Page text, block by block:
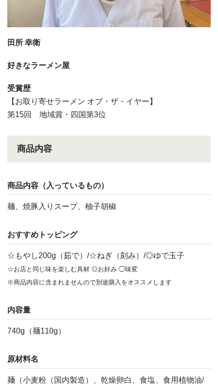
田所 幸衛
好きなラーメン屋
受賞歴
【お取り寄せラーメン オブ・ザ・イヤー】
第15回 地域賞・四国第3位
商品内容
商品内容（入っているもの）
麺、焼豚入りスープ、柚子胡椒
おすすめトッピング
☆もやし200g（茹で）/☆ねぎ（刻み）/◎ゆで玉子
☆お店と同じ味を楽しむ具材 ◎お好み ◯味変
※商品内容に含まれませんので別途購入をオススメします
内容量
740g（麺110g）
原材料名
麺（小麦粉（国内製造）、乾燥卵白、食塩、食用植物油/